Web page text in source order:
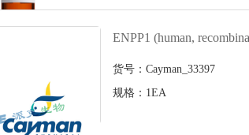
ENPP1 (human,
货号：Cayman_33397
规格：1EA